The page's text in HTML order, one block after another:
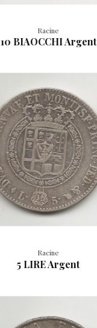
Racine
10 BIAOCCHI Argent
Racine
5 LIRE Argent